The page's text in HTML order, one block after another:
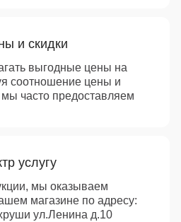
и скидки
выгодные цены на
соотношение цены и
мы часто предоставляем
услугу
мы оказываем
магазине по адресу:
ул.Ленина д.10